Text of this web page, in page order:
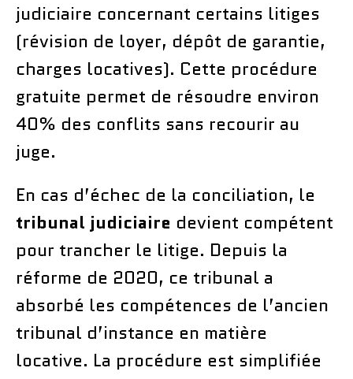
judiciaire concernant certains litiges
(révision de loyer, dépôt de garantie,
charges locatives). Cette procédure
gratuite permet de résoudre environ
40% des conflits sans recourir au
juge.
En cas d’échec de la conciliation, le
tribunal judiciaire devient compétent
pour trancher le litige. Depuis la
réforme de 2020, ce tribunal a
absorbé les compétences de l’ancien
tribunal d’instance en matière
locative. La procédure est simplifiée